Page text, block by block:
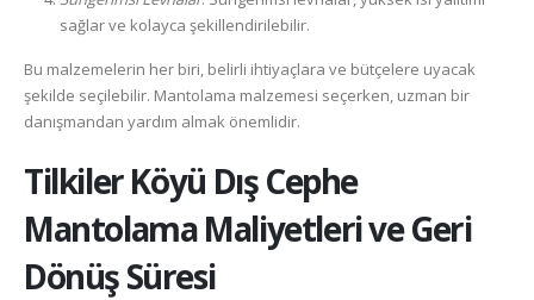
sağlar ve kolayca şekillendirilebilir.
Bu malzemelerin her biri, belirli ihtiyaçlara ve bütçelere uyacak
şekilde seçilebilir. Mantolama malzemesi seçerken, uzman bir
danışmandan yardım almak önemlidir.
Tilkiler Köyü Dış Cephe
Mantolama Maliyetleri ve Geri
Dönüş Süresi